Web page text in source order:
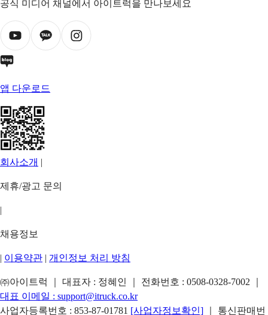
공식 미디어 채널에서 아이트럭을 만나보세요
앱 다운로드
회사소개 |
제휴/광고 문의
|
채용정보
| 이용약관 | 개인정보 처리 방침
㈜아이트럭 ｜ 대표자 : 정혜인 ｜ 전화번호 : 0508-0328-7002
대표 이메일 : support@itruck.co.kr
사업자등록번호 : 853-87-01781 [사업자정보확인]
｜ 통신판매번